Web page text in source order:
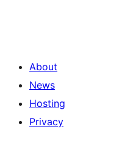
About
News
Hosting
Privacy